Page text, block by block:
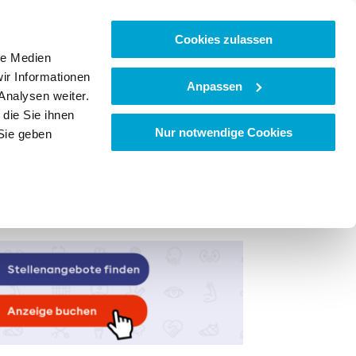
Medien
Informationen
weiter.
Sie ihnen
geben
Cookies zulassen
Anpassen
Nur notwendige Cookies